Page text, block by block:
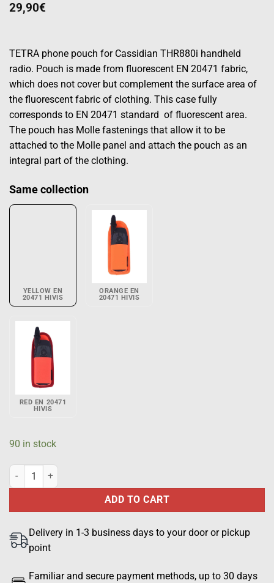
29,90€
TETRA phone pouch for Cassidian THR880i handheld
radio. Pouch is made from fluorescent EN 20471 fabric,
which does not cover but complement the surface area of ​​
the fluorescent fabric of clothing. This case fully
corresponds to EN 20471 standard of fluorescent area.
The pouch has Molle fastenings that allow it to be
attached to the Molle panel and attach the pouch as an
integral part of the clothing.
Same collection
YELLOW EN
20471 HIVIS
ORANGE EN
20471 HIVIS
RED EN 20471
HIVIS
90 in stock
TETRA phone pouch for Airbus THR880i, EN 20471 HiVis Yellow
ADD TO CART
Delivery in 1-3 business days to your door or pickup
point
Familiar and secure payment methods, up to 30 days